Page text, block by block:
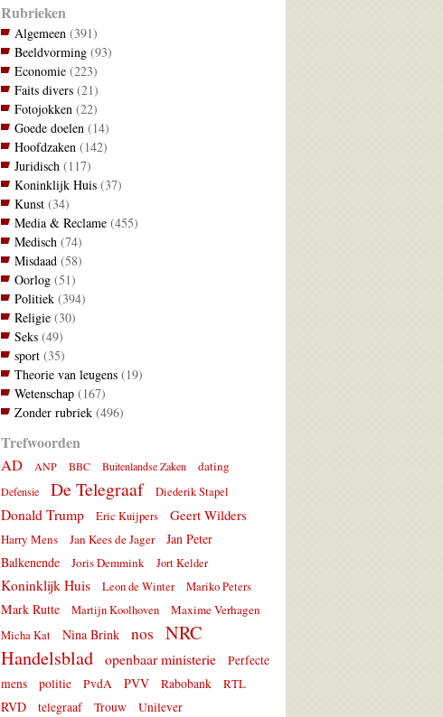
Rubrieken
Algemeen(391)
Beeldvorming(93)
Economie(223)
Faits divers(21)
Fotojokken(22)
Goede doelen(14)
Hoofdzaken(142)
Juridisch(117)
Koninklijk Huis(37)
Kunst(34)
Media & Reclame(455)
Medisch(74)
Misdaad(58)
Oorlog(51)
Politiek(394)
Religie(30)
Seks(49)
sport(35)
Theorie van leugens(19)
Wetenschap(167)
Zonder rubriek(496)
Trefwoorden
AD
ANP BBC Buitenlandse Zaken dating
Defensie De Telegraaf Diederik Stapel
Donald Trump Eric Kuijpers Geert Wilders
Harry Mens Jan Kees de Jager
Jan Peter
Balkenende
Joris Demmink Jort Kelder
Koninklijk Huis Leon de Winter Mariko Peters
Mark Rutte Martijn Koolhoven Maxime Verhagen
Micha Kat Nina Brink nos
NRC
Handelsblad
openbaar ministerie
Perfecte
mens
politie PvdA PVV Rabobank RTL
RVD telegraaf Trouw Unilever